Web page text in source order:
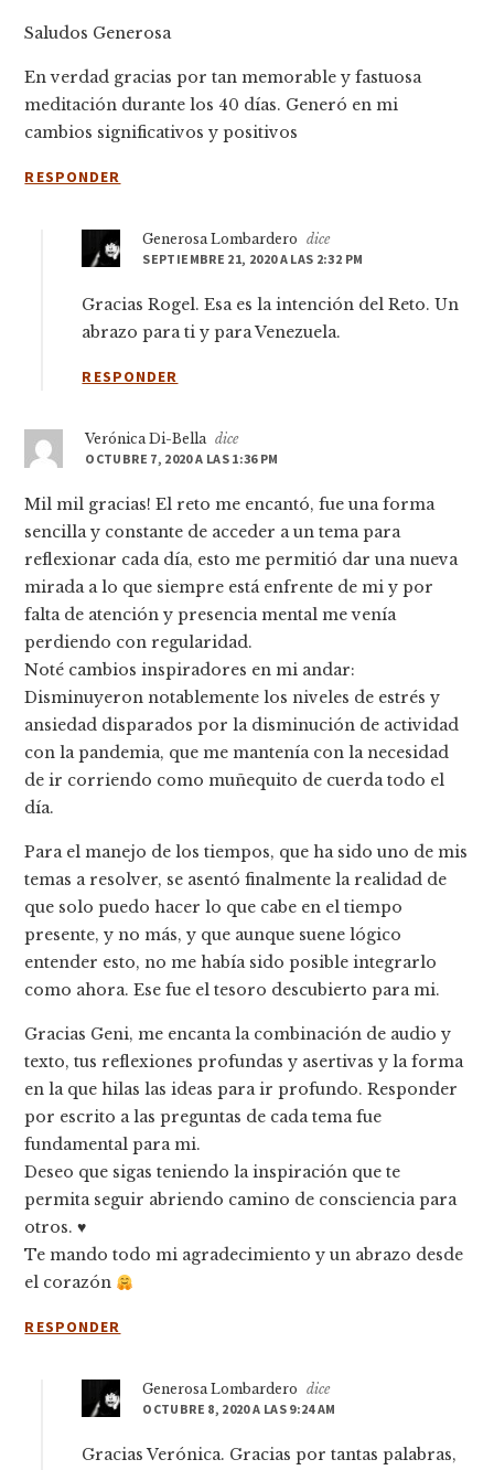
Saludos Generosa
En verdad gracias por tan memorable y fastuosa
meditación durante los 40 días. Generó en mi
cambios significativos y positivos
RESPONDER
Generosa Lombardero
dice
SEPTIEMBRE 21, 2020 A LAS 2:32 PM
Gracias Rogel. Esa es la intención del Reto. Un
abrazo para ti y para Venezuela.
RESPONDER
Verónica Di-Bella dice
OCTUBRE 7, 2020 A LAS 1:36 PM
Mil mil gracias! El reto me encantó, fue una forma
sencilla y constante de acceder a un tema para
reflexionar cada día, esto me permitió dar una nueva
mirada a lo que siempre está enfrente de mi y por
falta de atención y presencia mental me venía
perdiendo con regularidad.
Noté cambios inspiradores en mi andar:
Disminuyeron notablemente los niveles de estrés y
ansiedad disparados por la disminución de actividad
con la pandemia, que me mantenía con la necesidad
de ir corriendo como muñequito de cuerda todo el
día.
Para el manejo de los tiempos, que ha sido uno de mis
temas a resolver, se asentó finalmente la realidad de
que solo puedo hacer lo que cabe en el tiempo
presente, y no más, y que aunque suene lógico
entender esto, no me había sido posible integrarlo
como ahora. Ese fue el tesoro descubierto para mi.
Gracias Geni, me encanta la combinación de audio y
texto, tus reflexiones profundas y asertivas y la forma
en la que hilas las ideas para ir profundo. Responder
por escrito a las preguntas de cada tema fue
fundamental para mi.
Deseo que sigas teniendo la inspiración que te
permita seguir abriendo camino de consciencia para
otros. ♥️
Te mando todo mi agradecimiento y un abrazo desde
el corazón
RESPONDER
Generosa Lombardero
dice
OCTUBRE 8, 2020 A LAS 9:24 AM
Gracias Verónica. Gracias por tantas palabras,